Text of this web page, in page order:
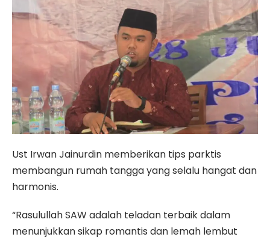
Ust Irwan Jainurdin memberikan tips parktis
membangun rumah tangga yang selalu hangat dan
harmonis.
“Rasulullah SAW adalah teladan terbaik dalam
menunjukkan sikap romantis dan lemah lembut